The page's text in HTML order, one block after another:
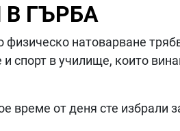
ГЪРБА
натоварване
спорт в училище, които
време от деня сте избрали